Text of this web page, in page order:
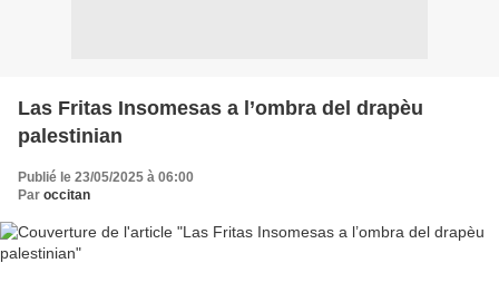
Las Fritas Insomesas a l’ombra del drapèu
palestinian
Publié le 23/05/2025 à 06:00
Par occitan